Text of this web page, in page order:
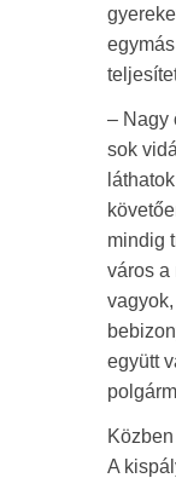
– Nagy
sok
mindig
város a
együtt
A